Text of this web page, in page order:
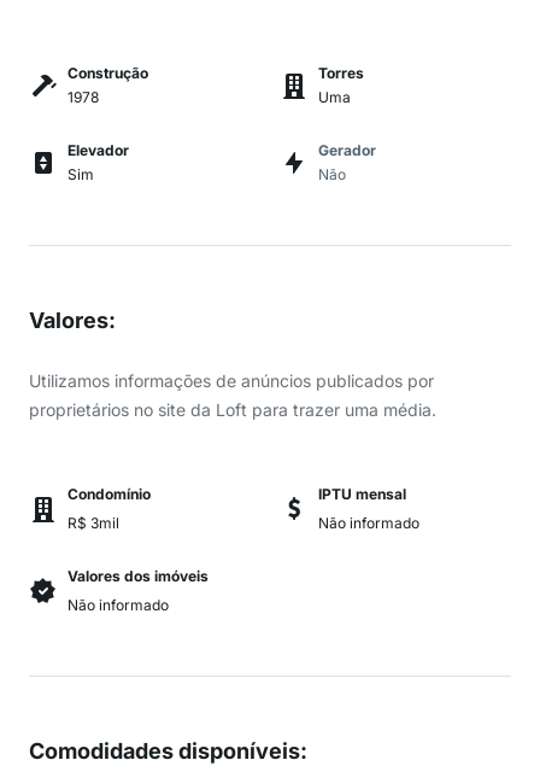
Construção
1978
Torres
Uma
Elevador
Sim
Gerador
Não
Valores:
Utilizamos informações de anúncios publicados por
proprietários no site da Loft para trazer uma média.
Condomínio
R$ 3mil
IPTU mensal
Não informado
Valores dos imóveis
Não informado
Comodidades disponíveis: